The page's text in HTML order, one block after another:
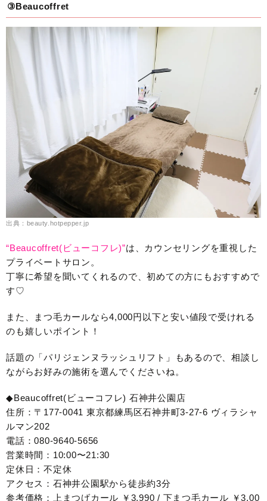
③Beaucoffret
出典：beauty.hotpepper.jp
“Beaucoffret(ビューコフレ)”は、カウンセリングを重視した
プライベートサロン。
丁寧に希望を聞いてくれるので、初めての方にもおすすめで
す♡
また、まつ毛カールなら4,000円以下と安い値段で受けれる
のも嬉しいポイント！
話題の「パリジェンヌラッシュリフト」もあるので、相談し
ながらお好みの施術を選んでくださいね。
◆Beaucoffret(ビューコフレ) 石神井公園店
住所：〒177-0041 東京都練馬区石神井町3-27-6 ヴィラシャ
ルマン202
電話：080-9640-5656
営業時間：10:00〜21:30
定休日：不定休
アクセス：石神井公園駅から徒歩約3分
参考価格：上まつげカール ￥3,990 / 下まつ毛カール ￥3,00